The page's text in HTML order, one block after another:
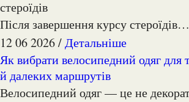
стероїдів
Після завершення курсу стероїдів…
12 06 2026 /Детальніше
Як вибрати велосипедний одяг для тренувань, міста
й далеких маршрутів
Велосипедний одяг — це не декоративна частина